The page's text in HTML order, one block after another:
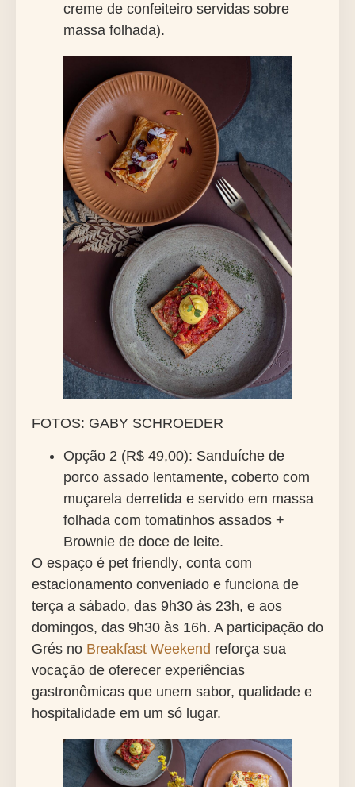
creme de confeiteiro servidas sobre
massa folhada).
FOTOS: GABY SCHROEDER
Opção 2 (R$ 49,00): Sanduíche de
porco assado lentamente, coberto com
muçarela derretida e servido em massa
folhada com tomatinhos assados +
Brownie de doce de leite.
O espaço é pet friendly, conta com
estacionamento conveniado e funciona de
terça a sábado, das 9h30 às 23h, e aos
domingos, das 9h30 às 16h. A participação do
Grés no Breakfast Weekend reforça sua
vocação de oferecer experiências
gastronômicas que unem sabor, qualidade e
hospitalidade em um só lugar.